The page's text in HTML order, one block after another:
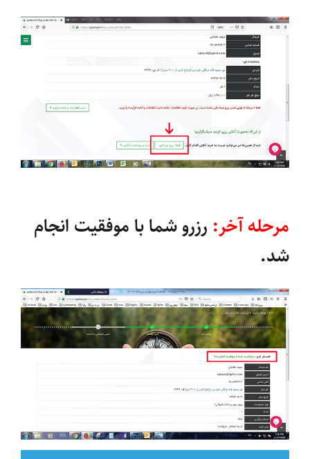
مرحله آخر: رزرو شما با موفقیت انجام
شد.